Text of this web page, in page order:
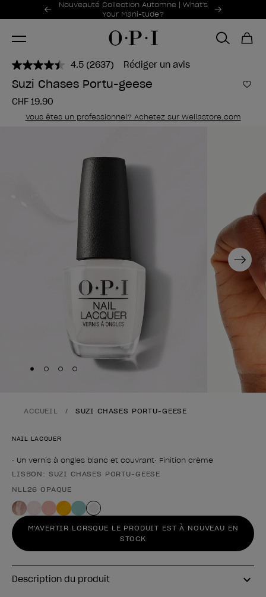
Offres promotionnelles
Nouveauté Collection Automne | What's
Your Mani-tude?
Item 1 of 2
4.5 Lire
2637
avis.
la
(2637) Rédiger un avis
Suzi Chases Portu-geese
CHF 19.90
Vous êtes un professionnel? Achetez sur Wellastore.com
Next
Skip to slide
Skip to slide2
Skip to slide3
Skip to slide4
ACCUEIL SUZI CHASES PORTU-GEESE
NAIL LACQUER
• Un vernis à ongles blanc et couvrant• Finition crème
Forme du produit
LISBON: SUZI CHASES PORTU-GEESE
NLL26 OPAQUE
M'AVERTIR LORSQUE LE PRODUIT EST À NOUVEAU EN
STOCK
Description du produit